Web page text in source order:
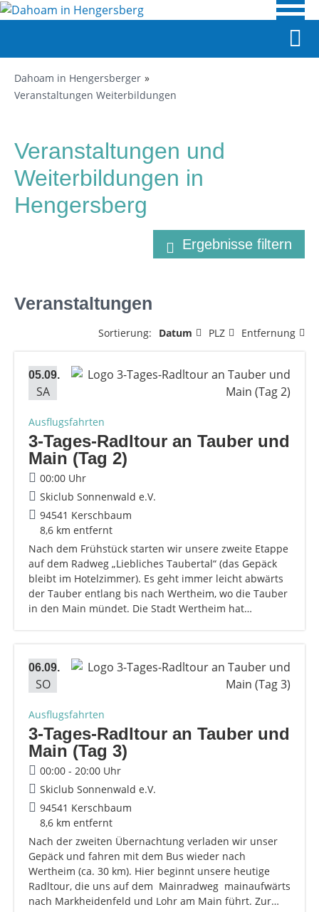
Dahoam in Hengersberger
Veranstaltungen Weiterbildungen
Veranstaltungen und
Weiterbildungen in
Hengersberg
Ergebnisse filtern
Veranstaltungen
Sortierung: Datum PLZ Entfernung
05.09.
SA
Ausflugsfahrten
3-Tages-Radltour an Tauber und
Main (Tag 2)
00:00 Uhr
Skiclub Sonnenwald e.V.
94541 Kerschbaum
8,6 km entfernt
Nach dem Frühstück starten wir unsere zweite Etappe
auf dem Radweg „Liebliches Taubertal“ (das Gepäck
bleibt im Hotelzimmer). Es geht immer leicht abwärts
der Tauber entlang bis nach Wertheim, wo die Tauber
in den Main mündet. Die Stadt Wertheim hat…
06.09.
SO
Ausflugsfahrten
3-Tages-Radltour an Tauber und
Main (Tag 3)
00:00 - 20:00 Uhr
Skiclub Sonnenwald e.V.
94541 Kerschbaum
8,6 km entfernt
Nach der zweiten Übernachtung verladen wir unser
Gepäck und fahren mit dem Bus wieder nach
Wertheim (ca. 30 km). Hier beginnt unsere heutige
Radltour, die uns auf dem Mainradweg mainaufwärts
nach Markheidenfeld und Lohr am Main führt. Zur…